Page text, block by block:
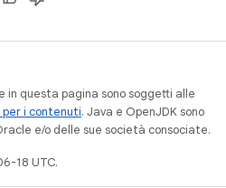
in questa pagina sono soggetti alle
i contenuti. Java e OpenJDK sono
e/o delle sue società consociate.
18 UTC.